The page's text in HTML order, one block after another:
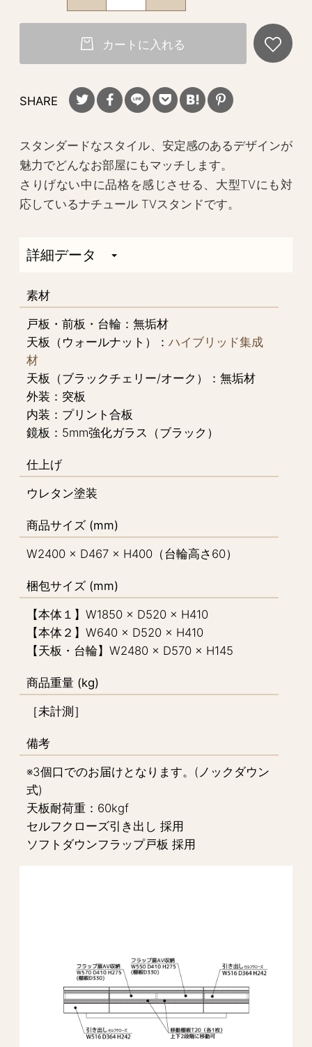
カートに入れる
SHARE
スタンダードなスタイル、安定感のあるデザインが
魅力でどんなお部屋にもマッチします。
さりげない中に品格を感じさせる、大型TVにも対
応しているナチュール TVスタンドです。
詳細データ
素材
戸板・前板・台輪：無垢材
天板（ウォールナット）： ハイブリッド集成
材
天板（ブラックチェリー/オーク）：無垢材
外装：突板
内装：プリント合板
鏡板：5mm強化ガラス（ブラック）
仕上げ
ウレタン塗装
商品サイズ (mm)
W2400 × D467 × H400（台輪高さ60）
梱包サイズ (mm)
【本体１】W1850 × D520 × H410
【本体２】W640 × D520 × H410
【天板・台輪】W2480 × D570 × H145
商品重量 (kg)
［未計測］
備考
※3個口でのお届けとなります。(ノックダウン
式)
天板耐荷重：60kgf
セルフクローズ引き出し 採用
ソフトダウンフラップ戸板 採用